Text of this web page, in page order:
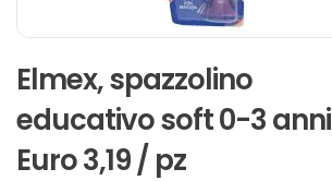
Elmex, spazzolino
educativo soft 0-3 anni
Euro 3,19 / pz